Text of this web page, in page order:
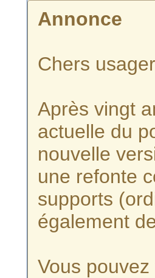
Annonce
Chers
Après vingt
actuelle du
nouvelle
une refonte
supports
également
Vous